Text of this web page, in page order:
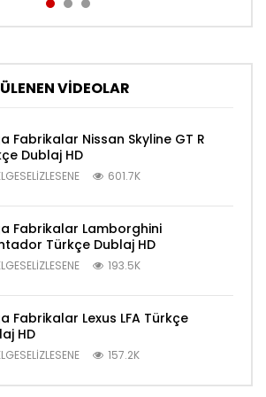
VİDEOLAR
Fabrikalar Nissan Skyline GT R
Dublaj HD
601.7K
Fabrikalar Lamborghini
Türkçe Dublaj HD
193.5K
Fabrikalar Lexus LFA Türkçe
HD
157.2K